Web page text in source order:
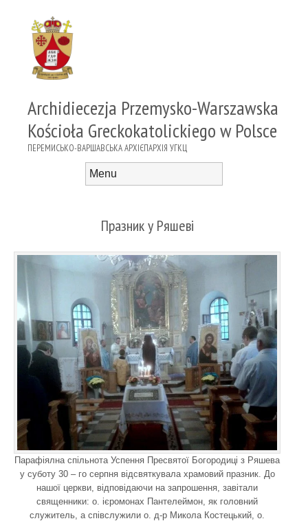
Archidiecezja Przemysko-Warszawska
Kościoła Greckokatolickiego w Polsce
ПЕРЕМИСЬКО-ВАРШАВСЬКА АРХІЄПАРХІЯ УГКЦ
Празник у Ряшеві
Парафіялна спільнота Успення Пресвятої Богородиці з Ряшева
у суботу 30 – го серпня відсвяткувала храмовий празник. До
нашої церкви, відповідаючи на запрошення, завітали
священники: о. ієромонах Пантелеймон, як головний
служитель, а співслужили о. д-р Микола Костецький, о.